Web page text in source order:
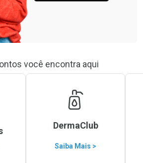
você encontra aqui
DermaClub
Saiba Mais >